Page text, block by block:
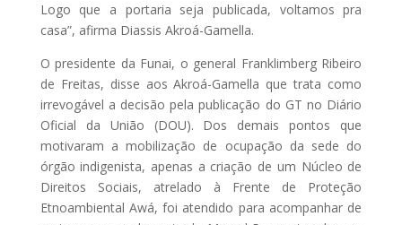
Logo que a portaria seja publicada, voltamos pra
casa”, afirma Diassis Akroá-Gamella.
O presidente da Funai, o general Franklimberg Ribeiro
de Freitas, disse aos Akroá-Gamella que trata como
irrevogável a decisão pela publicação do GT no Diário
Oficial da União (DOU). Dos demais pontos que
motivaram a mobilização de ocupação da sede do
órgão indigenista, apenas a criação de um Núcleo de
Direitos Sociais, atrelado à Frente de Proteção
Etnoambiental Awá, foi atendido para acompanhar de